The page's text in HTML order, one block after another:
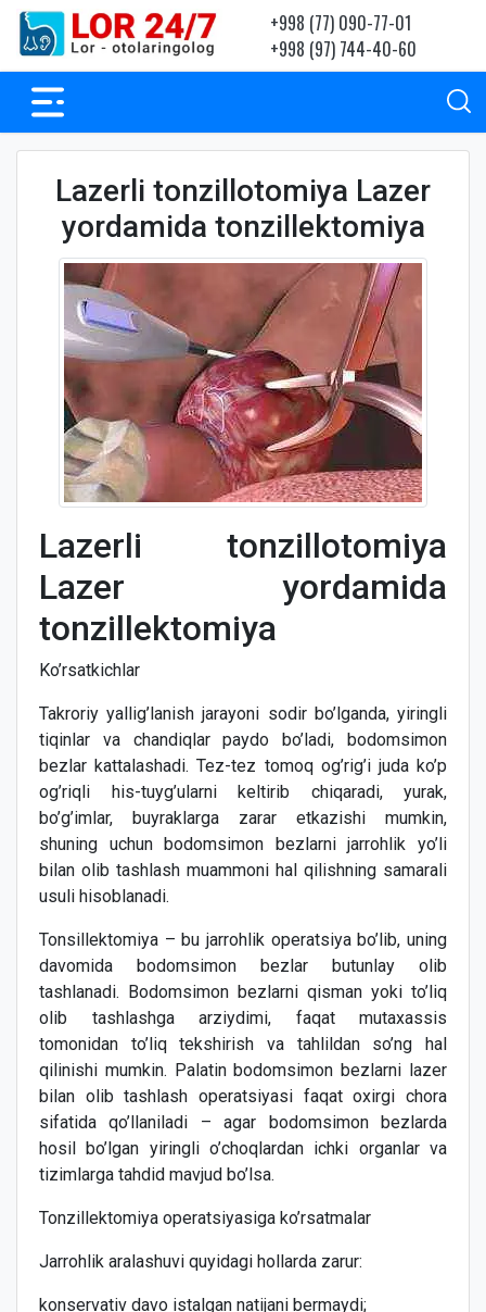
+998 (77) 090-77-01
+998 (97) 744-40-60
Lazerli tonzillotomiya Lazer
yordamida tonzillektomiya
Lazerli tonzillotomiya
Lazer yordamida
tonzillektomiya
Ko’rsatkichlar
Takroriy yallig’lanish jarayoni sodir bo’lganda, yiringli
tiqinlar va chandiqlar paydo bo’ladi, bodomsimon
bezlar kattalashadi. Tez-tez tomoq og’rig’i juda ko’p
og’riqli his-tuyg’ularni keltirib chiqaradi, yurak,
bo’g’imlar, buyraklarga zarar etkazishi mumkin,
shuning uchun bodomsimon bezlarni jarrohlik yo’li
bilan olib tashlash muammoni hal qilishning samarali
usuli hisoblanadi.
Tonsillektomiya – bu jarrohlik operatsiya bo’lib, uning
davomida bodomsimon bezlar butunlay olib
tashlanadi. Bodomsimon bezlarni qisman yoki to’liq
olib tashlashga arziydimi, faqat mutaxassis
tomonidan to’liq tekshirish va tahlildan so’ng hal
qilinishi mumkin. Palatin bodomsimon bezlarni lazer
bilan olib tashlash operatsiyasi faqat oxirgi chora
sifatida qo’llaniladi – agar bodomsimon bezlarda
hosil bo’lgan yiringli o’choqlardan ichki organlar va
tizimlarga tahdid mavjud bo’lsa.
Tonzillektomiya operatsiyasiga ko’rsatmalar
Jarrohlik aralashuvi quyidagi hollarda zarur:
konservativ davo istalgan natijani bermaydi;